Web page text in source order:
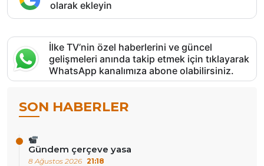
olarak ekleyin
İlke TV’nin özel haberlerini ve güncel
gelişmeleri anında takip etmek için tıklayarak
WhatsApp kanalımıza abone olabilirsiniz.
SON HABERLER
Gündem çerçeve yasa
8 Ağustos 2026 21:18